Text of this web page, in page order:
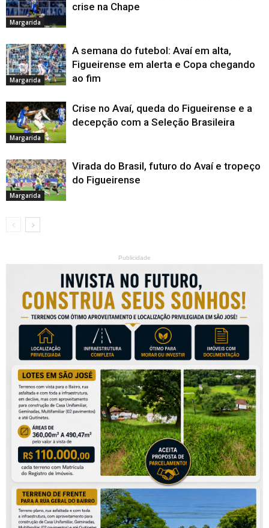
Margarida
crise na Chape
Margarida
A semana do futebol: Avaí em alta,
Figueirense em alerta e Copa chegando
ao fim
Margarida
Crise no Avaí, queda do Figueirense e a
decepção com a Seleção Brasileira
Margarida
Virada do Brasil, futuro do Avaí e tropeço
do Figueirense
Publicidade